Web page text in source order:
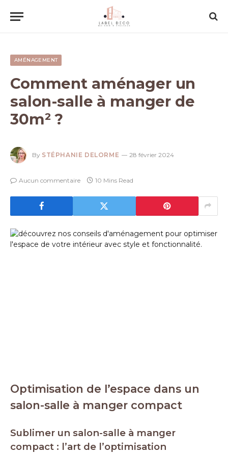
AMÉNAGEMENT
Comment aménager un
salon-salle à manger de
30m² ?
By STÉPHANIE DELORME 28 février 2024
Aucun commentaire 10 Mins Read
Optimisation de l’espace dans un
salon-salle à manger compact
Sublimer un salon-salle à manger
compact : l’art de l’optimisation